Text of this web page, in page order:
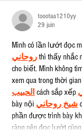
toootaa1210yy
29 juin
Mình có lần lướt đọc
روحاني thì thấy nhắc
cho biết. Mình không
xem qua trong thời
الحبيب cách sắp xếp
bày nội شيخ روحاني
phần được trình bày
ràng nên đọc lướt cũng